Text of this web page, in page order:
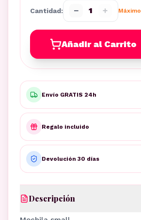
Cantidad: − 1 + Máximo
Añadir al Carrito
Envío GRATIS 24h
Regalo incluido
Devolución 30 días
Descripción